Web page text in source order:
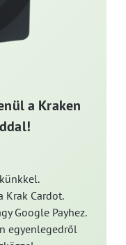
a Kraken
Krak Cardot.
Google Payhez.
egyenlegedről